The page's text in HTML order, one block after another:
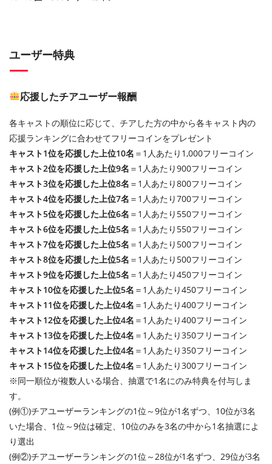
ユーザー特典
応援したチアユーザー報酬
各キャストの順位に応じて、チアした方の中から各キャスト内の
応援ランキングに合わせてフリーコインをプレゼント
キャスト1位を応援した上位10名 ＝1人あたり1,000フリーコイン
キャスト2位を応援した上位9名 ＝1人あたり900フリーコイン
キャスト3位を応援した上位8名 ＝1人あたり800フリーコイン
キャスト4位を応援した上位7名 ＝1人あたり700フリーコイン
キャスト5位を応援した上位6名 ＝1人あたり550フリーコイン
キャスト6位を応援した上位5名 ＝1人あたり550フリーコイン
キャスト7位を応援した上位5名 ＝1人あたり500フリーコイン
キャスト8位を応援した上位5名 ＝1人あたり500フリーコイン
キャスト9位を応援した上位5名 ＝1人あたり450フリーコイン
キャスト10位を応援した上位5名 ＝1人あたり450フリーコイン
キャスト11位を応援した上位4名 ＝1人あたり400フリーコイン
キャスト12位を応援した上位4名 ＝1人あたり400フリーコイン
キャスト13位を応援した上位4名 ＝1人あたり350フリーコイン
キャスト14位を応援した上位4名 ＝1人あたり350フリーコイン
キャスト15位を応援した上位4名 ＝1人あたり300フリーコイン
※同一順位が複数人いる場合、抽選で1名にのみ特典を付与しま
す。
(例①)チアユーザーランキングの1位～9位が1名ずつ、10位が3名
いた場合、1位～9位は確定、10位のみを3名の中から1名抽選によ
り選出
(例②)チアユーザーランキングの1位～28位が1名ずつ、29位が3名